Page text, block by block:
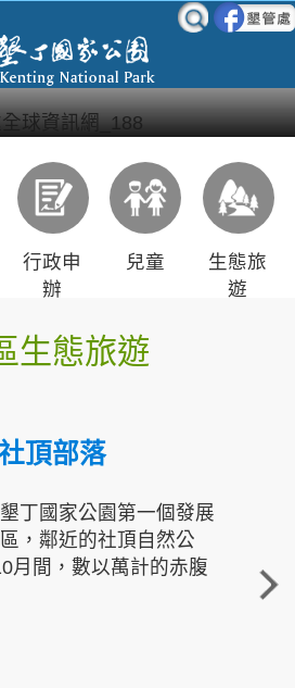
行政申
辦
兒童
生態旅
遊
生態旅遊
頂部落
丁國家公園第一個發展
，鄰近的社頂自然公
月間，數以萬計的赤腹
重
走進